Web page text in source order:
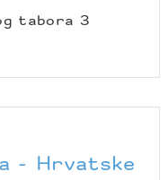
tabora 3
- Hrvatske